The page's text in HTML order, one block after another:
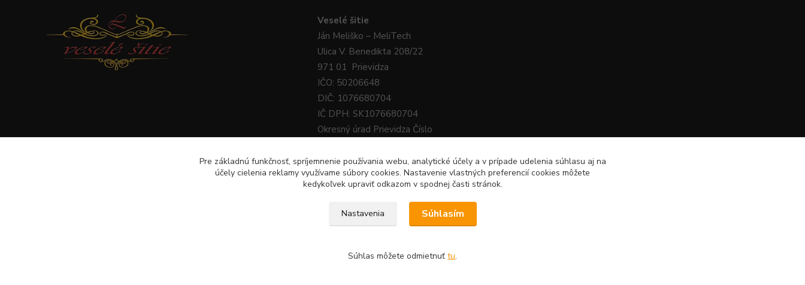
Veselé šitie
Ján Meliško – MeliTech
Ulica V. Benedikta 208/22
971 01 Prievidza
IČO: 50206648
DIČ: 1076680704
IČ DPH: SK1076680704
Okresný úrad Prievidza Číslo
Pre základnú funkčnosť, spríjemnenie používania webu, analytické účely a v prípade udelenia súhlasu aj na
účely cielenia reklamy využívame súbory cookies. Nastavenie vlastných preferencií cookies môžete
kedykoľvek upraviť odkazom v spodnej časti stránok.
Nastavenia Súhlasím
Súhlas môžete odmietnuť tu.